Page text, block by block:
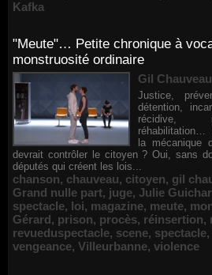
Kafka
"Meute"… Petite chronique à
monstruosité ordinaire
Gil
Justice,
détention,
récidive,
réhabilitation…
la mécanique
devrait contrôler le citoyen ? Oui, sans
députés qui créent les lois...
chanson, chauveau, citoyen, gil
Grand nulle part, juge, Julie
spectacle, loi, magazine, meute,
Gérard, prison, procès, réinsertion,
revueduspectacle, scene, spectacle,
vengeance, Villeurbanne, violence